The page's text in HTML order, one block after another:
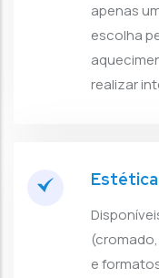
apenas
escolha
realizar
e